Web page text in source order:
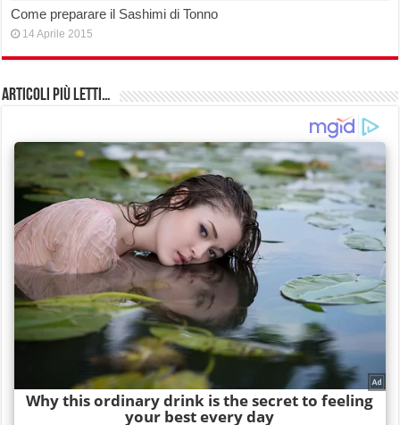
Come preparare il Sashimi di Tonno
14 Aprile 2015
Articoli più Letti…